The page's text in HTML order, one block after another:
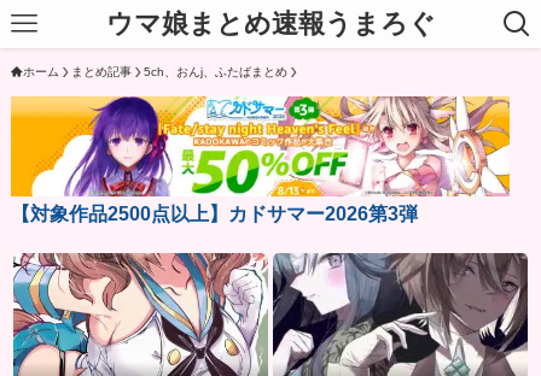
ウマ娘まとめ速報うまろぐ
ホーム まとめ記事 5ch、おんj、ふたばまとめ
【対象作品2500点以上】カドサマー2026第3弾